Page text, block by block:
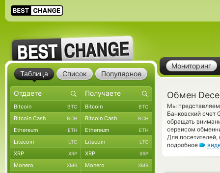
Мониторинг
Обмен
Мы
Банковский
обращать
сервисом
Для
подробное
Таблица Список Популярное
Bitcoin BTC Bitcoin BTC
Bitcoin Cash BCH Bitcoin Cash BCH
Ethereum ETH Ethereum ETH
Litecoin LTC Litecoin LTC
XRP XRP XRP XRP
Monero XMR Monero XMR